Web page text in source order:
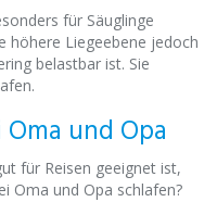
für Säuglinge
höhere Liegeebene jedoch
belastbar ist. Sie
und Opa
für Reisen geeignet ist,
Oma und Opa schlafen?